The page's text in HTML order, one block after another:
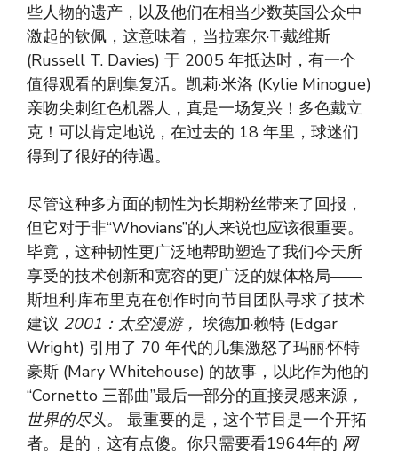
些人物的遗产，以及他们在相当少数英国公众中
激起的钦佩，这意味着，当拉塞尔·T·戴维斯
(Russell T. Davies) 于 2005 年抵达时，有一个
值得观看的剧集复活。凯莉·米洛 (Kylie Minogue)
亲吻尖刺红色机器人，真是一场复兴！多色戴立
克！可以肯定地说，在过去的 18 年里，球迷们
得到了很好的待遇。
尽管这种多方面的韧性为长期粉丝带来了回报，
但它对于非“Whovians”的人来说也应该很重要。
毕竟，这种韧性更广泛地帮助塑造了我们今天所
享受的技术创新和宽容的更广泛的媒体格局——
斯坦利·库布里克在创作时向节目团队寻求了技术
建议 2001：太空漫游， 埃德加·赖特 (Edgar
Wright) 引用了 70 年代的几集激怒了玛丽·怀特
豪斯 (Mary Whitehouse) 的故事，以此作为他的
“Cornetto 三部曲”最后一部分的直接灵感来源 ，
世界的尽头。 最重要的是，这个节目是一个开拓
者。是的，这有点傻。你只需要看1964年的 网